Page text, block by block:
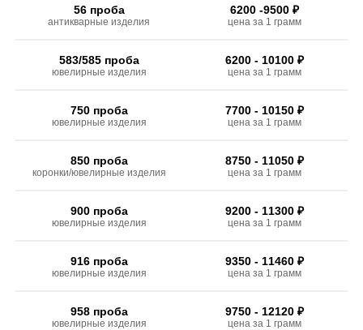
56 проба
антикварные изделия
6200 -9500 ₽
цена за 1 грамм
583/585 проба
ювелирные изделия
6200 - 10100 ₽
цена за 1 грамм
750 проба
ювелирные изделия
7700 - 10150 ₽
цена за 1 грамм
850 проба
коронки/ювелирные изделия
8750 - 11050 ₽
цена за 1 грамм
900 проба
ювелирные изделия
9200 - 11300 ₽
цена за 1 грамм
916 проба
ювелирные изделия
9350 - 11460 ₽
цена за 1 грамм
958 проба
ювелирные изделия
9750 - 12120 ₽
цена за 1 грамм